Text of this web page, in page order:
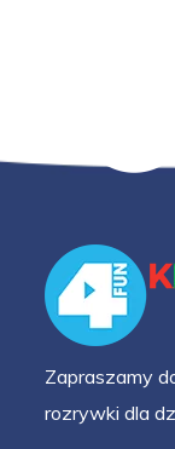
Zapraszamy
rozrywki dla